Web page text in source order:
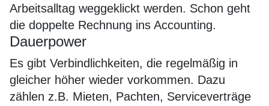
Arbeitsalltag weggeklickt werden. Schon geht
die doppelte Rechnung ins Accounting.
Dauerpower
Es gibt Verbindlichkeiten, die regelmäßig in
gleicher höher wieder vorkommen. Dazu
zählen z.B. Mieten, Pachten, Serviceverträge